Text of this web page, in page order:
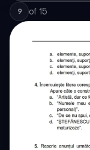
9 of 15